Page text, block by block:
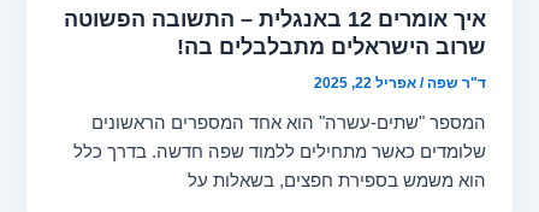
איך אומרים 12 באנגלית – התשובה הפשוטה
שרוב הישראלים מתבלבלים בה!
ד"ר שפה/אפריל 22, 2025
המספר "שתים-עשרה" הוא אחד המספרים הראשונים
שלומדים כאשר מתחילים ללמוד שפה חדשה. בדרך כלל
הוא משמש בספירת חפצים, בשאלות על